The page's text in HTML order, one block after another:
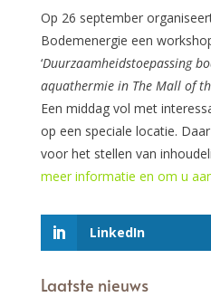
Op 26 september
Bodemenergie een
‘Duurzaamheidstoepassing
aquathermie in The Mall of
Een middag vol met
op een speciale locatie.
voor het stellen van
meer informatie en om u
LinkedIn
Laatste nieuws